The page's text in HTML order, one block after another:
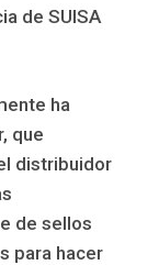
de SUISA
ha
que
distribuidor
de sellos
para hacer